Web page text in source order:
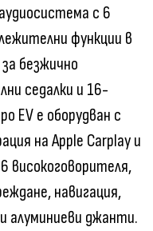
с 6
функции в
безжично
седалки и 16-
EV е оборудван с
на Apple Carplay и
високоговорителя,
навигация,
алуминиеви джанти.